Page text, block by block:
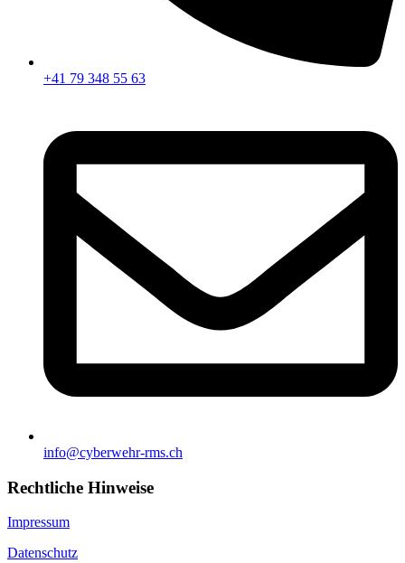
+41 79 348 55 63
info@cyberwehr-rms.ch
Rechtliche Hinweise
Impressum
Datenschutz